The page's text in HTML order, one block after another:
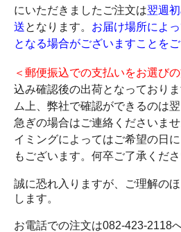
にいただきましたご注文は翌週
送となります。 お届け場所によ
となる場合がございますことを
＜郵便振込での支払いをお選びの
込み確認後の出荷となっており
ム上、弊社で確認ができるのは
急ぎの場合はご連絡くださいま
イミングによってはご希望の日
もございます。何卒ご了承くださ
誠に恐れ入りますが、ご理解の
します。
お電話での注文は082-423-2118